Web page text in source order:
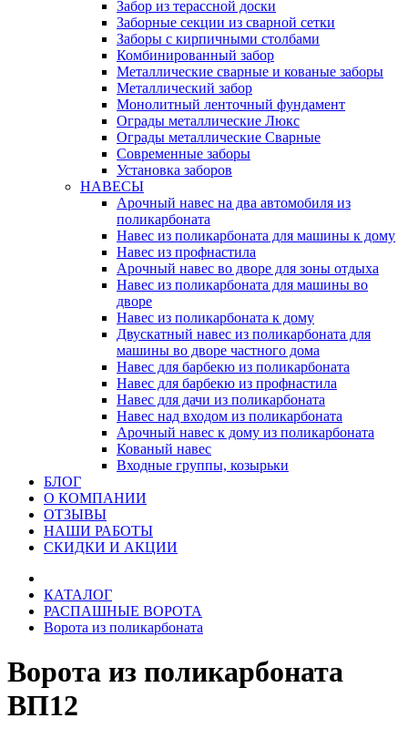
Забор из терассной доски
Заборные секции из сварной сетки
Заборы с кирпичными столбами
Комбинированный забор
Металлические сварные и кованые заборы
Металлический забор
Монолитный ленточный фундамент
Ограды металлические Люкс
Ограды металлические Сварные
Современные заборы
Установка заборов
НАВЕСЫ
Арочный навес на два автомобиля из
поликарбоната
Навес из поликарбоната для машины к дому
Навес из профнастила
Арочный навес во дворе для зоны отдыха
Навес из поликарбоната для машины во
дворе
Навес из поликарбоната к дому
Двускатный навес из поликарбоната для
машины во дворе частного дома
Навес для барбекю из поликарбоната
Навес для барбекю из профнастила
Навес для дачи из поликарбоната
Навес над входом из поликарбоната
Арочный навес к дому из поликарбоната
Кованый навес
Входные группы, козырьки
БЛОГ
О КОМПАНИИ
ОТЗЫВЫ
НАШИ РАБОТЫ
СКИДКИ И АКЦИИ
КАТАЛОГ
РАСПАШНЫЕ ВОРОТА
Ворота из поликарбоната
Ворота из поликарбоната
ВП12